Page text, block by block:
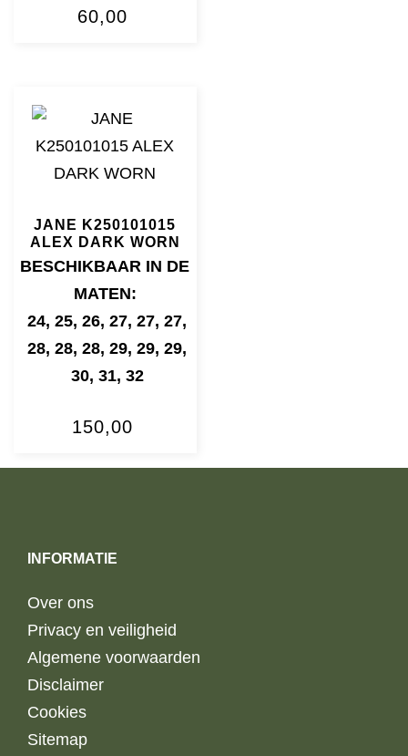
60,00
JANE K250101015
ALEX DARK WORN
BESCHIKBAAR IN DE
MATEN:
24,25,26,27,27,27,
28,28,28,29,29,29,
30, 31, 32
150,00
INFORMATIE
Over ons
Privacy en veiligheid
Algemene voorwaarden
Disclaimer
Cookies
Sitemap